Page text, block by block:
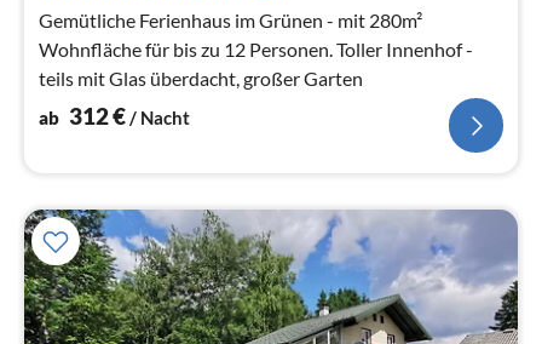
Gemütliche Ferienhaus im Grünen - mit 280m²
Wohnfläche für bis zu 12 Personen. Toller Innenhof -
teils mit Glas überdacht, großer Garten
ab 312€/ Nacht